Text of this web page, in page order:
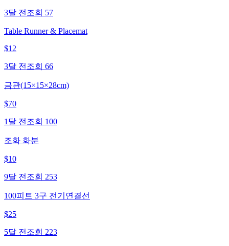
3달 전 조회 57
Table Runner & Placemat
$12
3달 전 조회 66
금관(15×15×28cm)
$70
1달 전 조회 100
조화 화분
$10
9달 전 조회 253
100피트 3구 전기연결선
$25
5달 전 조회 223